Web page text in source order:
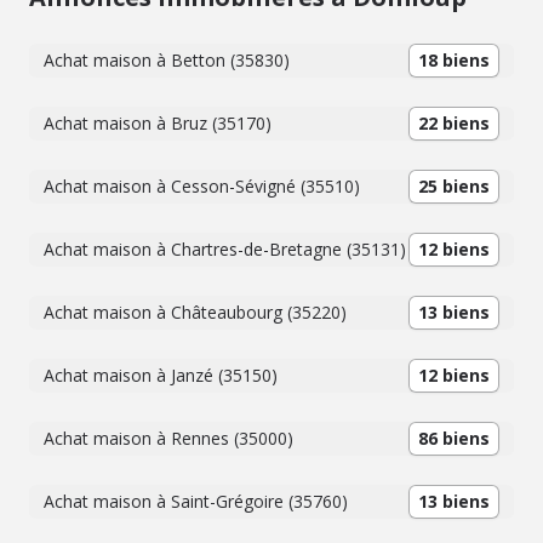
Achat maison à Betton (35830) 18 biens
Achat maison à Bruz (35170) 22 biens
Achat maison à Cesson-Sévigné (35510) 25 biens
Achat maison à Chartres-de-Bretagne (35131) 12 biens
Achat maison à Châteaubourg (35220) 13 biens
Achat maison à Janzé (35150) 12 biens
Achat maison à Rennes (35000) 86 biens
Achat maison à Saint-Grégoire (35760) 13 biens